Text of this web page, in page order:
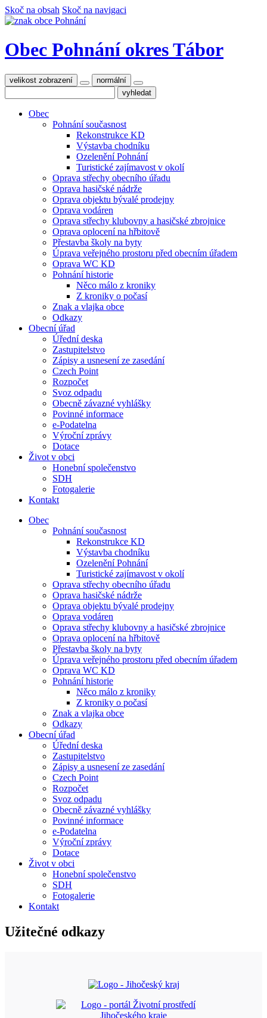
Skoč na obsah Skoč na navigaci
Obec Pohnání okres Tábor
velikost zobrazení normální
Obec
Pohnání současnost
Rekonstrukce KD
Výstavba chodníku
Ozelenění Pohnání
Turistické zajímavost v okolí
Oprava střechy obecního úřadu
Oprava hasičské nádrže
Oprava objektu bývalé prodejny
Oprava vodáren
Oprava střechy klubovny a hasičské zbrojnice
Oprava oplocení na hřbitově
Přestavba školy na byty
Úprava veřejného prostoru před obecním úřadem
Oprava WC KD
Pohnání historie
Něco málo z kroniky
Z kroniky o počasí
Znak a vlajka obce
Odkazy
Obecní úřad
Úřední deska
Zastupitelstvo
Zápisy a usnesení ze zasedání
Czech Point
Rozpočet
Svoz odpadu
Obecně závazné vyhlášky
Povinné informace
e-Podatelna
Výroční zprávy
Dotace
Život v obci
Honební společenstvo
SDH
Fotogalerie
Kontakt
Obec
Pohnání současnost
Rekonstrukce KD
Výstavba chodníku
Ozelenění Pohnání
Turistické zajímavost v okolí
Oprava střechy obecního úřadu
Oprava hasičské nádrže
Oprava objektu bývalé prodejny
Oprava vodáren
Oprava střechy klubovny a hasičské zbrojnice
Oprava oplocení na hřbitově
Přestavba školy na byty
Úprava veřejného prostoru před obecním úřadem
Oprava WC KD
Pohnání historie
Něco málo z kroniky
Z kroniky o počasí
Znak a vlajka obce
Odkazy
Obecní úřad
Úřední deska
Zastupitelstvo
Zápisy a usnesení ze zasedání
Czech Point
Rozpočet
Svoz odpadu
Obecně závazné vyhlášky
Povinné informace
e-Podatelna
Výroční zprávy
Dotace
Život v obci
Honební společenstvo
SDH
Fotogalerie
Kontakt
Užitečné odkazy